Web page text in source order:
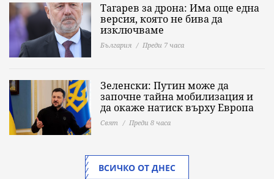
Тагарев за дрона: Има още една
версия, която не бива да
изключваме
България Преди 7 часа
Зеленски: Путин може да
започне тайна мобилизация и
да окаже натиск върху Европа
Свят Преди 8 часа
ВСИЧКО ОТ ДНЕС